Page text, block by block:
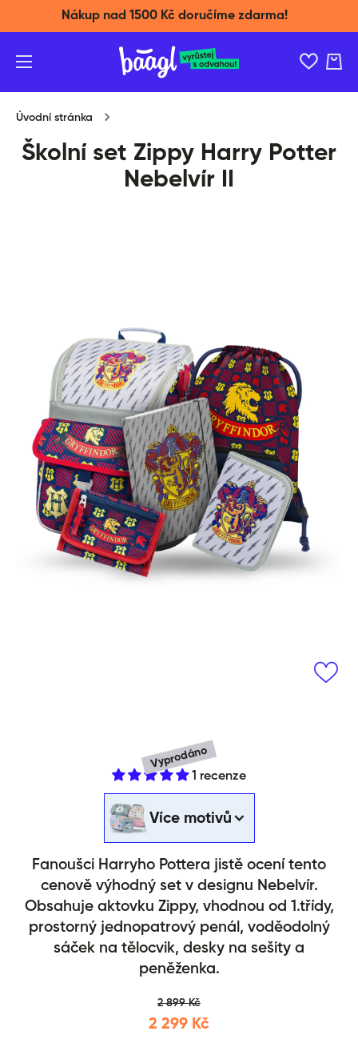
Přeskočit na obsah
Nákup nad 1500 Kč doručíme zdarma!
Košík
Úvodní stránka
Školní set Zippy Harry Potter
Nebelvír II
Vyprodáno
Školní set Zippy Harry Potter
1 recenze
Více motivů
Fanoušci Harryho Pottera jistě ocení tento
cenově výhodný set v designu Nebelvír.
Obsahuje aktovku Zippy, vhodnou od 1.třídy,
prostorný jednopatrový penál, voděodolný
sáček na tělocvik, desky na sešity a
peněženka.
2 899 Kč
2 299 Kč